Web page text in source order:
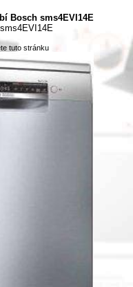
Bosch sms4EVI14E
tuto stránku